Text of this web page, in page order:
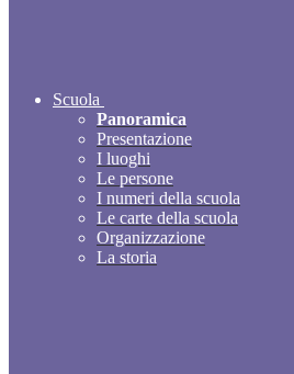
Scuola
Panoramica
Presentazione
I luoghi
Le persone
I numeri della scuola
Le carte della scuola
Organizzazione
La storia